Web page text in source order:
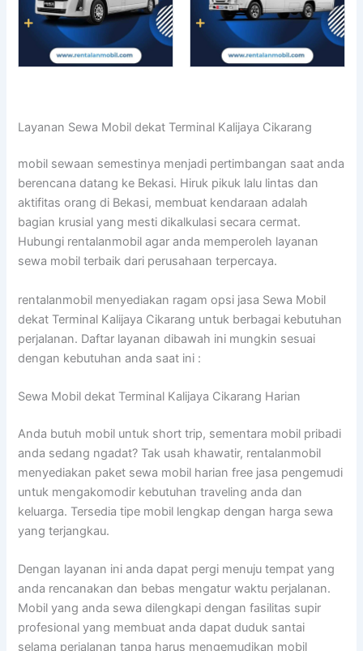
Layanan Sewa Mobil dekat Terminal Kalijaya Cikarang
mobil sewaan semestinya menjadi pertimbangan saat anda
berencana datang ke Bekasi. Hiruk pikuk lalu lintas dan
aktifitas orang di Bekasi, membuat kendaraan adalah
bagian krusial yang mesti dikalkulasi secara cermat.
Hubungi rentalanmobil agar anda memperoleh layanan
sewa mobil terbaik dari perusahaan terpercaya.
rentalanmobil menyediakan ragam opsi jasa Sewa Mobil
dekat Terminal Kalijaya Cikarang untuk berbagai kebutuhan
perjalanan. Daftar layanan dibawah ini mungkin sesuai
dengan kebutuhan anda saat ini :
Sewa Mobil dekat Terminal Kalijaya Cikarang Harian
Anda butuh mobil untuk short trip, sementara mobil pribadi
anda sedang ngadat? Tak usah khawatir, rentalanmobil
menyediakan paket sewa mobil harian free jasa pengemudi
untuk mengakomodir kebutuhan traveling anda dan
keluarga. Tersedia tipe mobil lengkap dengan harga sewa
yang terjangkau.
Dengan layanan ini anda dapat pergi menuju tempat yang
anda rencanakan dan bebas mengatur waktu perjalanan.
Mobil yang anda sewa dilengkapi dengan fasilitas supir
profesional yang membuat anda dapat duduk santai
selama perjalanan tanpa harus mengemudikan mobil